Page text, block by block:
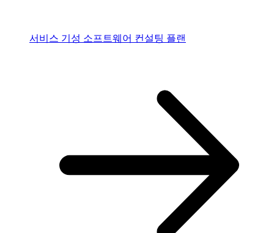
서비스 기성 소프트웨어 컨설팅 플랜